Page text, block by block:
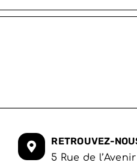
RETROUVEZ-
5 Rue de l’Avenir